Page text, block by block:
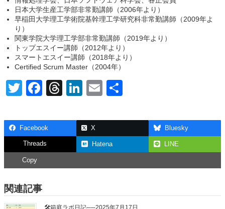
日本大学生産工学部非常勤講師（2006年より）
早稲田大学理工学術院基幹理工学研究科非常勤講師（2009年よ
り）
関東学院大学理工学部非常勤講師（2019年より）
トップエスイー講師（2012年より）
スマートエスイー講師（2018年より）
Certified Scrum Master（2004年）
T
tt
er
F
c
e
b
o
k
T
e
a
d
s
Li
k
e
dI
n
E
ail
Facebook X Bluesky
Threads Hatena LINE
Copy
関連記事
🛠箱庭ラボ日記──2025年7月17日